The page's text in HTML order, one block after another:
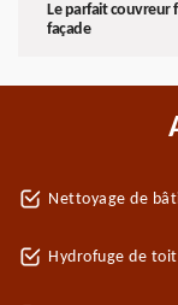
Le parfait couvreur
façade
Nettoyage de
Hydrofuge de